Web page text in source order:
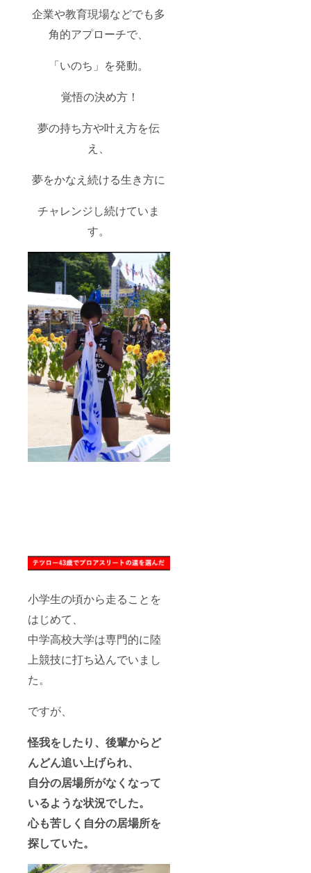
企業や教育現場などでも多
角的アプローチで、
「いのち」を発動。
覚悟の決め方！
夢の持ち方や叶え方を伝
え、
夢をかなえ続ける生き方に
チャレンジし続けていま
す。
小学生の頃から走ることを
はじめて、
中学高校大学は専門的に陸
上競技に打ち込んでいまし
た。
ですが、
怪我をしたり、後輩からど
んどん追い上げられ、
自分の居場所がなくなって
いるような状況でした。
心も苦しく自分の居場所を
探していた。